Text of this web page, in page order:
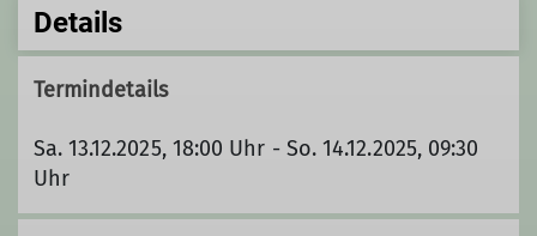
Details
Termindetails
Sa. 13.12.2025, 18:00 Uhr - So. 14.12.2025, 09:30
Uhr